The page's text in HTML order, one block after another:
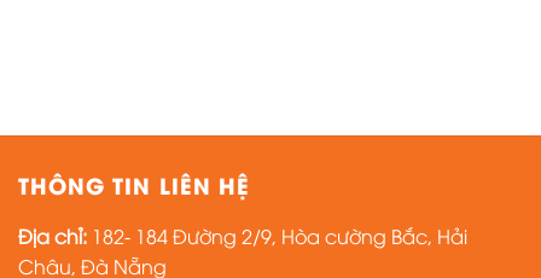
THÔNG TIN LIÊN HỆ
Địa chỉ: 182- 184 Đường 2/9, Hòa cường Bắc, Hải
Châu, Đà Nẵng